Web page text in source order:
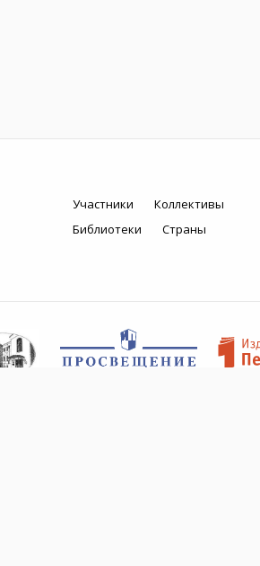
Участники
Коллективы
Библиотеки
Страны